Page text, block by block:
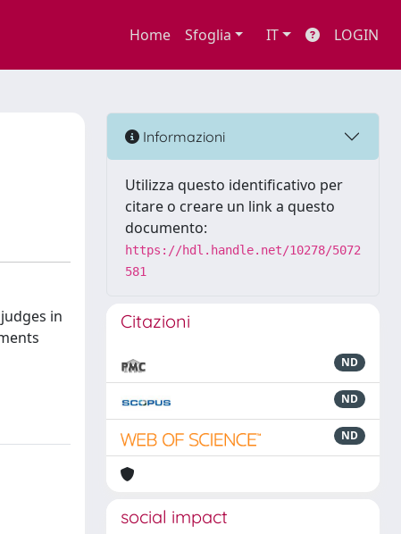
Home Sfoglia IT LOGIN
in
Informazioni
Utilizza questo identificativo per
citare o creare un link a questo
documento:
https://hdl.handle.net/10278/5072
581
Citazioni
ND
ND
ND
social impact